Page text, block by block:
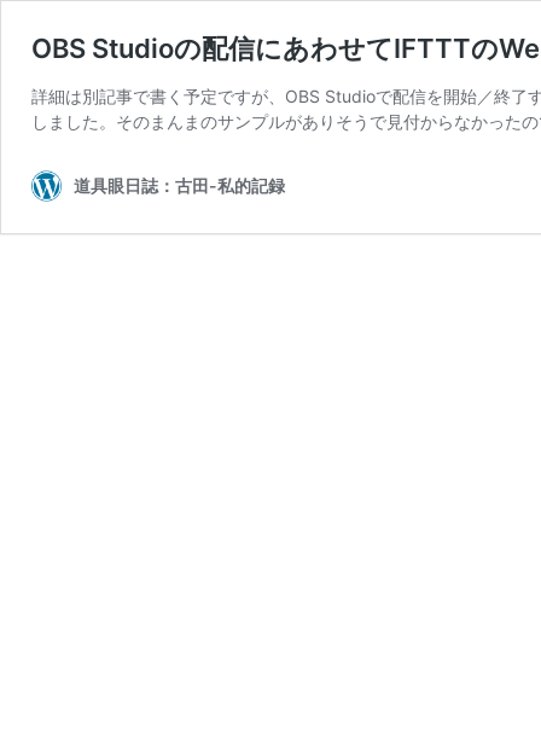
OBS Studioの配信にあわせてIFTTTの
詳細は別記事で書く予定ですが、OBS Studioで配信を開始／終
しました。そのまんまのサンプルがありそうで見付からなかった
道具眼日誌：古田-私的記録